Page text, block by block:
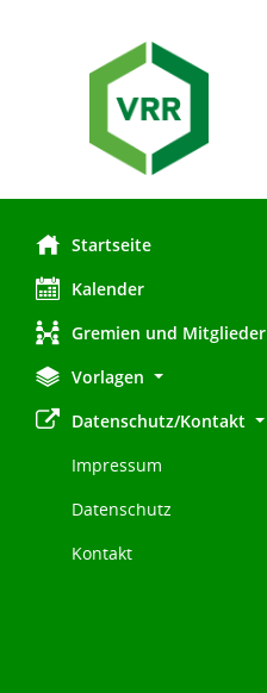
Startseite
Kalender
Gremien und Mitglieder
Vorlagen
Datenschutz/Kontakt
Impressum
Datenschutz
Kontakt